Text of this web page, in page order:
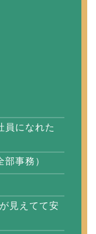
員になれた
事務）
見えてて安